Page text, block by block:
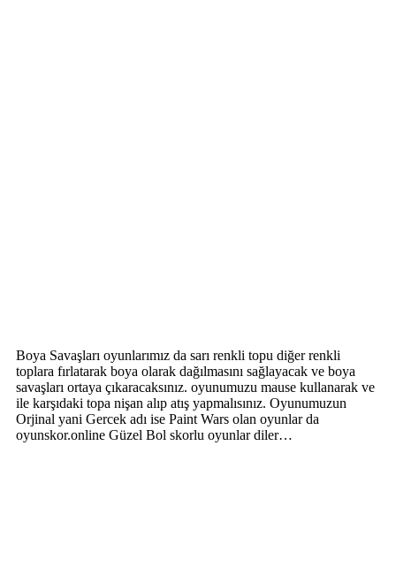
Boya Savaşları oyunlarımız da sarı renkli topu diğer renkli
toplara fırlatarak boya olarak dağılmasını sağlayacak ve boya
savaşları ortaya çıkaracaksınız. oyunumuzu mause kullanarak ve
ile karşıdaki topa nişan alıp atış yapmalısınız. Oyunumuzun
Orjinal yani Gercek adı ise Paint Wars olan oyunlar da
oyunskor.online Güzel Bol skorlu oyunlar diler…